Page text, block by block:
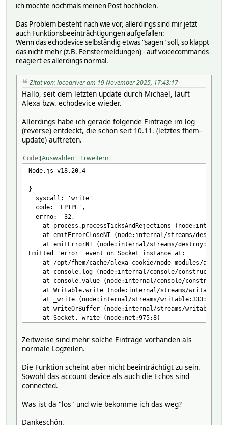
ich möchte nochmals meinen Post hochholen.
Das Problem besteht nach wie vor, allerdings sind mir jetzt
auch Funktionsbeeinträchtigungen aufgefallen:
Wenn das echodevice selbständig etwas "sagen" soll, so klappt
das nicht mehr (z.B. Fenstermeldungen) - auf voicecommands
reagiert es allerdings normal.
Zitat von: locodriver am 19 November 2025, 17:43:17
Hallo, seit dem letzten update durch Michael, läuft
Alexa bzw. echodevice wieder.
Allerdings habe ich gerade folgende Einträge im log
(reverse) entdeckt, die schon seit 10.11. (letztes fhem-
update) auftreten.
Code Auswählen Erweitern
Node.js v18.20.4
}
syscall: 'write'
code: 'EPIPE',
errno: -32,
at process.processTicksAndRejections (node:internal/
at emitErrorCloseNT (node:internal/streams/
at emitErrorNT (node:internal/streams/destroy:151:8)
Emitted 'error' event on Socket instance at:
at /opt/fhem/cache/alexa-cookie/node_modules/alexa-
at console.log (node:internal/console/
at console.value (node:internal/console/
at Writable.write (node:internal/streams/
at _write (node:internal/streams/writable:333:10)
at writeOrBuffer (node:internal/streams/
at Socket._write (node:net:975:8)
at writeGeneric (node:internal/
at afterWriteDispatched (node:internal/
Error: write EPIPE
^
throw er; // Unhandled 'error' event
Zeitweise sind mehr solche Einträge vorhanden als
normale Logzeilen.
Die Funktion scheint aber nicht beeinträchtigt zu sein.
Sowohl das account device als auch die Echos sind
connected.
Was ist da "los" und wie bekomme ich das weg?
Dankeschön.